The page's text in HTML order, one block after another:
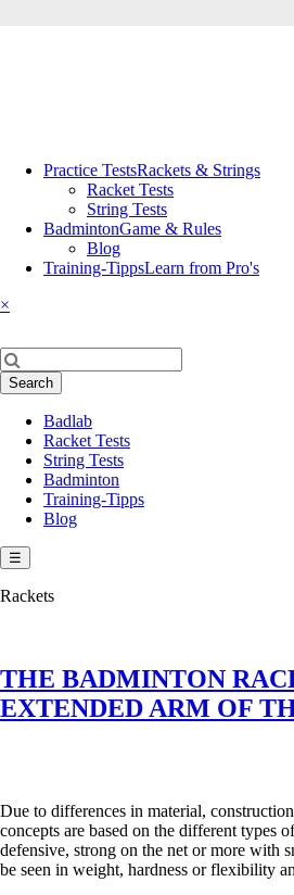
navigationPractice TestsRackets & Strings
Racket Tests
String Tests
BadmintonGame & Rules
Blog
Training-TippsLearn from Pro's
×
Keywords
Search
navigationBadlab
Racket Tests
String Tests
Badminton
Training-Tipps
Blog
☰
Rackets
THE BADMINTON
EXTENDED ARM OF
Due to differences in material,
concepts are based on the different types
defensive, strong on the net or more with
be seen in weight, hardness or flexibility